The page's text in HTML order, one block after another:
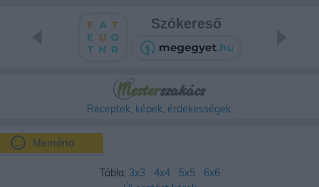
Memória
Tábla: 3x3 4x4 5x5
6x6
Szókereső
Receptek, képek, érdekességek.